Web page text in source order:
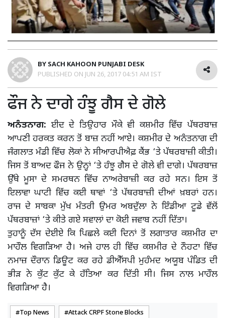
BY SACH KAHOON PUNJABI DESK
PUBLISHED ON JUN 26, 2017 04:51 AM IST
ਫੌਜ ਨੇ ਦਾਗੇ ਹੰਝੂ ਗੈਸ ਦੇ ਗੋਲੇ
ਅਨੰਤਨਾਗ: ਈਦ ਦੇ ਤਿਉਹਾਰ ਮੌਕੇ ਵੀ ਕਸ਼ਮੀਰ ਵਿੱਚ ਪੱਥਰਬਾਜ਼
ਆਪਣੀ ਹਰਕਤ ਕਰਨ ਤੋਂ ਬਾਜ਼ ਨਹੀਂ ਆਏ। ਕਸ਼ਮੀਰ ਦੇ ਅਨੰਤਨਾਗ ਦੀ
ਜੰਗਲਾਤ ਮੰਡੀ ਵਿੱਚ ਲੋਕਾਂ ਨੇ ਸੀਆਰਪੀਐਫ਼ ਕੈਂਭ ‘ਤੇ ਪੱਥਰਬਾਜ਼ੀ ਕੀਤੀ।
ਜਿਸ ਤੋਂ ਬਾਅਦ ਫੌਜ ਨੇ ਉਨ੍ਹਾਂ ‘ਤੇ ਹੰਝੂ ਗੈਸ ਦੇ ਗੋਲੇ ਵੀ ਦਾਗੇ। ਪੱਥਰਬਾਜ਼
ਉੱਥੇ ਮੂਸਾ ਦੇ ਸਮਰਥਨ ਵਿੱਚ ਨਾਅਰੇਬਾਜ਼ੀ ਕਰ ਰਹੇ ਸਨ। ਇਸ ਤੋਂ
ਇਲਾਵਾ ਘਾਟੀ ਵਿੱਚ ਕਈ ਥਾਵਾਂ ‘ਤੇ ਪੱਥਰਬਾਜ਼ੀ ਦੀਆਂ ਖ਼ਬਰਾਂ ਹਨ।
ਰਾਜ ਦੇ ਸਾਬਕਾ ਮੁੱਖ ਮੰਤਰੀ ਉਮਰ ਅਬਦੁੱਲਾ ਨੇ ਇੰਡੀਆ ਟੂਡੇ ਵੱਲੋਂ
ਪੱਥਰਬਾਜ਼ਾਂ ‘ਤੇ ਕੀਤੇ ਗਏ ਸਵਾਲਾਂ ਦਾ ਕੋਈ ਜਵਾਬ ਨਹੀਂ ਦਿੱਤਾ।
ਤੁਹਾਨੂੰ ਦੱਸ ਦੇਈਏ ਕਿ ਪਿਛਲੇ ਕਈ ਦਿਨਾਂ ਤੋਂ ਲਗਾਤਾਰ ਕਸ਼ਮੀਰ ਦਾ
ਮਾਹੌਲ ਵਿਗੜਿਆ ਹੈ। ਅਜੇ ਹਾਲ ਹੀ ਵਿੱਚ ਕਸ਼ਮੀਰ ਦੇ ਨੌਹਟਾ ਵਿੱਚ
ਨਮਾਜ਼ ਦੌਰਾਨ ਡਿਊਟ ਕਰ ਰਹੇ ਡੀਐੱਸਪੀ ਮੁਹੰਮਦ ਅਯੂਬ ਪੰਡਿਤ ਦੀ
ਭੀੜ ਨੇ ਕੁੱਟ ਕੁੱਟ ਕੇ ਹੱਤਿਆ ਕਰ ਦਿੱਤੀ ਸੀ। ਜਿਸ ਨਾਲ ਮਾਹੌਲ
ਵਿਗੜਿਆ ਹੈ।
Top News Attack CRPF Stone Blocks